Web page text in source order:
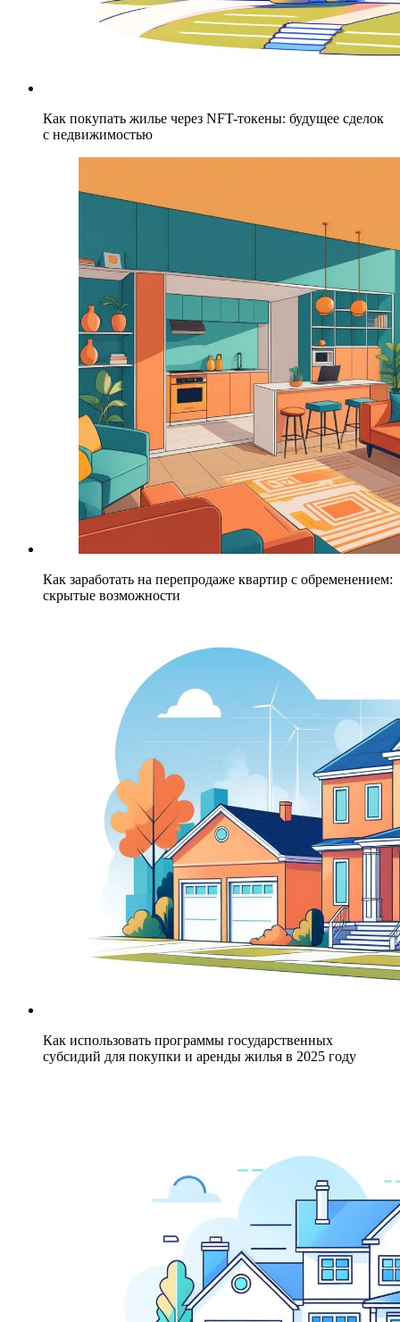
Как покупать жилье через NFT-токены: будущее сделок
с недвижимостью
Как заработать на перепродаже квартир с обременением:
скрытые возможности
Как использовать программы государственных
субсидий для покупки и аренды жилья в 2025 году